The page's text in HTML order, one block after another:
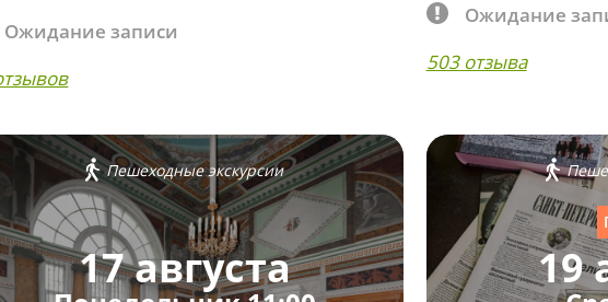
Ожидание записи
Ожидание
503 отзыва
Пешеходные экскурсии
17 августа 19